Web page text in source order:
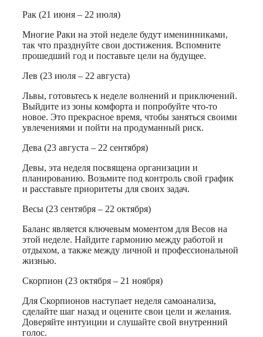
Рак (21 июня – 22 июля)
Многие Раки на этой неделе будут именинниками,
так что празднуйте свои достижения. Вспомните
прошедший год и поставьте цели на будущее.
Лев (23 июля – 22 августа)
Львы, готовьтесь к неделе волнений и приключений.
Выйдите из зоны комфорта и попробуйте что-то
новое. Это прекрасное время, чтобы заняться своими
увлечениями и пойти на продуманный риск.
Дева (23 августа – 22 сентября)
Девы, эта неделя посвящена организации и
планированию. Возьмите под контроль свой график
и расставьте приоритеты для своих задач.
Весы (23 сентября – 22 октября)
Баланс является ключевым моментом для Весов на
этой неделе. Найдите гармонию между работой и
отдыхом, а также между личной и профессиональной
жизнью.
Скорпион (23 октября – 21 ноября)
Для Скорпионов наступает неделя самоанализа,
сделайте шаг назад и оцените свои цели и желания.
Доверяйте интуиции и слушайте свой внутренний
голос.